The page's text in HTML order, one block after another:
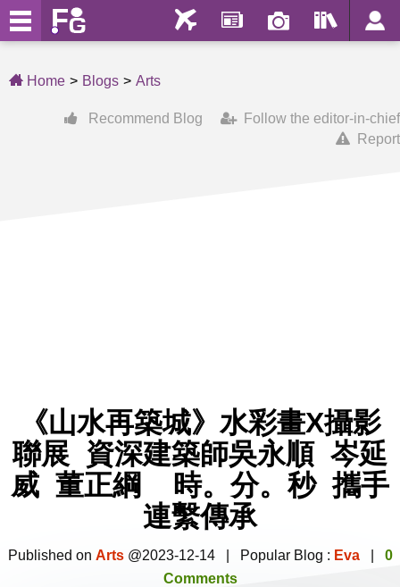
Home Blogs Arts
Follow the editor-in-chief
Recommend Blog
Report
《山水再築城》水彩畫X攝影
聯展 資深建築師吳永順 岑延
威 董正綱 時。分。秒 攜手
連繫傳承
Published on Arts@2023-12-14 | Popular Blog : Eva| 0
Comments